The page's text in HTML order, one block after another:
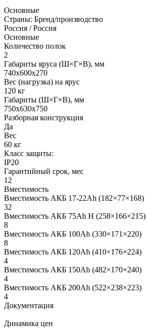
Основные
Страны: Бренд/производство
Россия / Россия
Основные
Количество полок
2
Габариты яруса (Ш×Г×В), мм
740х600х270
Вес (нагрузка) на ярус
120 кг
Габариты (Ш×Г×В), мм
750х630х750
Разборная конструкция
Да
Вес
60 кг
Класс защиты:
IP20
Гарантийный срок, мес
12
Вместимость
Вместимость АКБ 17-22Ah (182×77×168)
32
Вместимость АКБ 75Ah H (258×166×215)
8
Вместимость АКБ 100Ah (330×171×220)
8
Вместимость АКБ 120Ah (410×176×224)
4
Вместимость АКБ 150Ah (482×170×240)
4
Вместимость АКБ 200Ah (522×238×223)
4
Документация
Динамика цен